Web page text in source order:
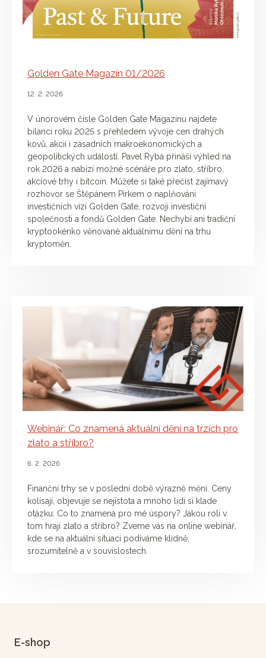
Golden Gate Magazín 01/2026
12. 2. 2026
V únorovém čísle Golden Gate Magazínu najdete
bilanci roku 2025 s přehledem vývoje cen drahých
kovů, akcií i zásadních makroekonomických a
geopolitických událostí. Pavel Ryba přináší výhled na
rok 2026 a nabízí možné scénáře pro zlato, stříbro,
akciové trhy i bitcoin. Můžete si také přečíst zajímavý
rozhovor se Štěpánem Pírkem o naplňování
investičních vizí Golden Gate, rozvoji investiční
společnosti a fondů Golden Gate. Nechybí ani tradiční
kryptookénko věnované aktuálnímu dění na trhu
kryptoměn.
Webinář: Co znamená aktuální dění na trzích pro
zlato a stříbro?
6. 2. 2026
Finanční trhy se v poslední době výrazně mění. Ceny
kolísají, objevuje se nejistota a mnoho lidí si klade
otázku: Co to znamená pro mé úspory? Jakou roli v
tom hrají zlato a stříbro? Zveme vás na online webinář,
kde se na aktuální situaci podíváme klidně,
srozumitelně a v souvislostech.
E-shop